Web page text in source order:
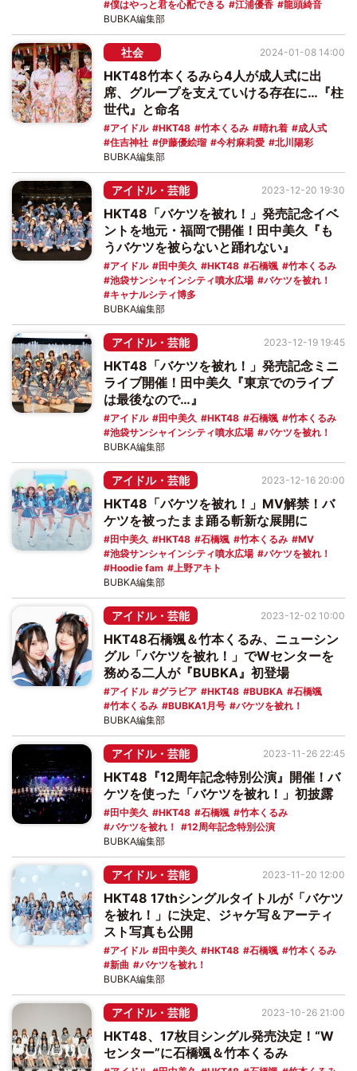
僕はやっと君を心配できる 江浦優香
龍頭綺音
BUBKA編集部
社会
HKT48竹本くるみら4人が成人式に出
席、グループを支えていける存在に…『柱
世代』と命名
アイドル HKT48 竹本くるみ 晴れ着
成人式
住吉神社
伊藤優絵瑠 今村麻莉愛 北川陽彩
2024-01-08 14:00
BUBKA編集部
アイドル・芸能
HKT48「バケツを被れ！」発売記念イベ
ントを地元・福岡で開催！田中美久『も
うバケツを被らないと踊れない』
アイドル 田中美久 HKT48 石橋颯
竹本くるみ
池袋サンシャインシティ噴水広場
バケツを被れ！
キャナルシティ博多
2023-12-20 19:30
BUBKA編集部
アイドル・芸能
HKT48「バケツを被れ！」発売記念ミニ
ライブ開催！田中美久『東京でのライブ
は最後なので…』
アイドル 田中美久 HKT48 石橋颯
竹本くるみ
池袋サンシャインシティ噴水広場
バケツを被れ！
2023-12-19 19:45
BUBKA編集部
アイドル・芸能
HKT48「バケツを被れ！」MV解禁！バ
ケツを被ったまま踊る斬新な展開に
田中美久 HKT48 石橋颯 竹本くるみ
MV
池袋サンシャインシティ噴水広場
バケツを被れ！
Hoodie fam
上野アキト
2023-12-16 20:00
BUBKA編集部
アイドル・芸能
HKT48石橋颯＆竹本くるみ、ニューシン
グル「バケツを被れ！」でWセンターを
務める二人が『BUBKA』初登場
アイドル グラビア HKT48 BUBKA
石橋颯
竹本くるみ
BUBKA1月号 バケツを被れ！
2023-12-02 10:00
BUBKA編集部
アイドル・芸能
HKT48『12周年記念特別公演』開催！バ
ケツを使った「バケツを被れ！」初披露
田中美久 HKT48 石橋颯
竹本くるみ
バケツを被れ！
12周年記念特別公演
2023-11-26 22:45
BUBKA編集部
アイドル・芸能
HKT48 17thシングルタイトルが「バケツ
を被れ！」に決定、ジャケ写＆アーティ
スト写真も公開
アイドル 田中美久 HKT48 石橋颯
竹本くるみ
新曲
バケツを被れ！
2023-11-20 12:00
BUBKA編集部
アイドル・芸能
HKT48、17枚目シングル発売決定！“W
センター”に石橋颯＆竹本くるみ
2023-10-26 21:00